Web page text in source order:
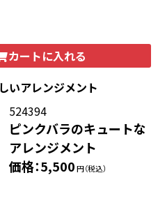
カートに入れる
いアレンジメント
524394
ピンクバラのキュートな
アレンジメント
価格：5,500円（税込）